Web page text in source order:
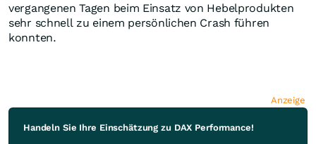
vergangenen Tagen beim Einsatz von Hebelprodukten
sehr schnell zu einem persönlichen Crash führen
konnten.
Anzeige
Handeln Sie Ihre Einschätzung zu DAX Performance!